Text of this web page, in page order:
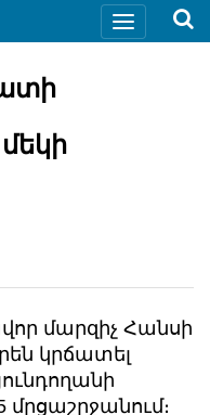
մարզիչ Հանսի
կրճատել